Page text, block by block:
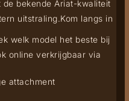
de bekende Ariat-kwaliteit
uitstraling.Kom langs in
welk model het beste bij
online verkrijgbaar via